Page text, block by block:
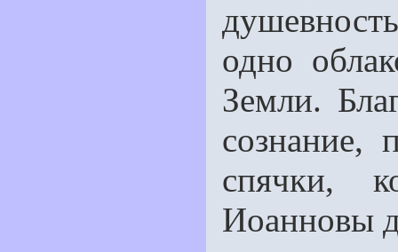
одно
Земли.
сознание,
спячки,
Иоанновы